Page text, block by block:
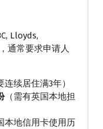
Lloyds,
通常要求申请人
连续居住满3年）
（需有英国本地担
本地信用卡使用历